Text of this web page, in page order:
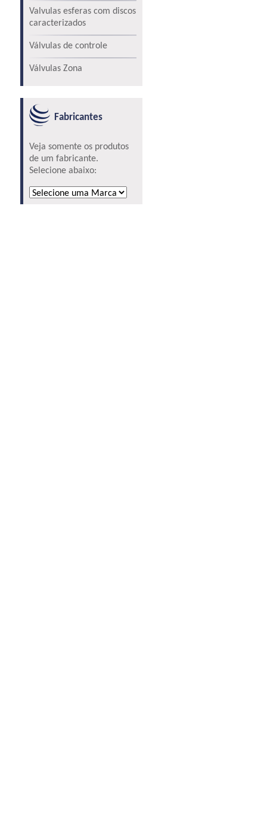
Valvulas esferas com discos
caracterizados
Válvulas de controle
Válvulas Zona
Fabricantes
Veja somente os produtos
de um fabricante.
Selecione abaixo: